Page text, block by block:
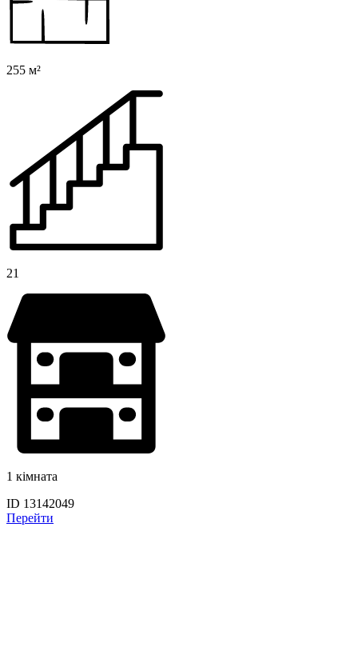
255 м²
21
1 кімната
ID 13142049
Перейти